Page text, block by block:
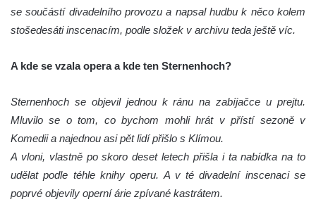
se součástí divadelního provozu a napsal hudbu k něco kolem
stošedesáti inscenacím, podle složek v archivu teda ještě víc.
A kde se vzala opera a kde ten Sternenhoch?
Sternenhoch se objevil jednou k ránu na zabíjačce u prejtu.
Mluvilo se o tom, co bychom mohli hrát v přístí sezoně v
Komedii a najednou asi pět lidí přišlo s Klímou.
A vloni, vlastně po skoro deset letech přišla i ta nabídka na to
udělat podle téhle knihy operu. A v té divadelní inscenaci se
poprvé objevily operní árie zpívané kastrátem.